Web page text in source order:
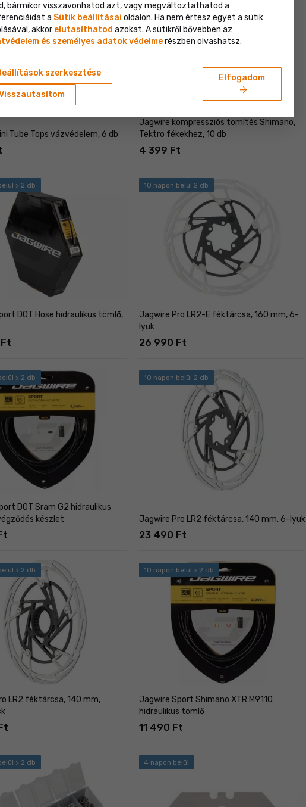
Tube Tops vázvédelem, 6 db
Jagwire kompressziós tömítés Shimano,
Tektro fékekhez, 10 db
4 399 Ft
> 2 db
DOT Hose hidraulikus tömlő,
10 napon belül 2 db
Jagwire Pro LR2-E féktárcsa, 160 mm, 6-
lyuk
26 990 Ft
> 2 db
DOT Sram G2 hidraulikus
készlet
10 napon belül 2 db
Jagwire Pro LR2 féktárcsa, 140 mm, 6-lyuk
23 490 Ft
> 2 db
LR2 féktárcsa, 140 mm,
10 napon belül > 2 db
Jagwire Sport Shimano XTR M9110
hidraulikus tömlő
11 490 Ft
> 2 db 4 napon belül
bármikor visszavonhatod azt, vagy megváltoztathatod a
a Sütik beállításai oldalon. Ha nem értesz egyet a sütik
akkor elutasíthatod azokat. A sütikről bővebben az
és személyes adatok védelmerészben olvashatsz.
szerkesztése Elfogadom
arrow_forward